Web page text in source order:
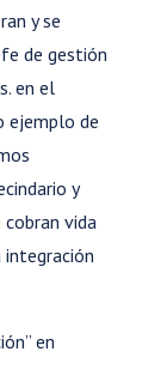
y se
de gestión
en el
ejemplo de
y
vida
en